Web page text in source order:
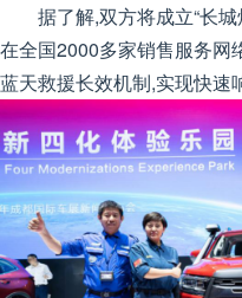
据了解,双方将成立“长
在全国2000多家销售服务网
蓝天救援长效机制,实现快速